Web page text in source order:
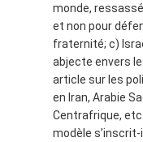
monde,
et non pour
fraternité; c)
abjecte envers
article sur les
en Iran, Arabie
Centrafrique,
modèle